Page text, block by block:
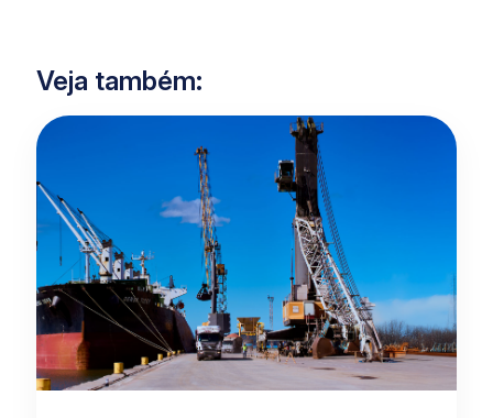
Veja também: